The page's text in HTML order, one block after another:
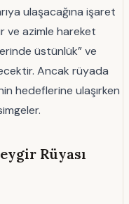
ulaşacağına işaret
ve azimle hareket
üstünlük” ve
Ancak rüyada
hedeflerine ulaşırken
Rüyası